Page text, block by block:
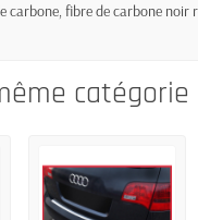
carbone, fibre de carbone noir
catégorie